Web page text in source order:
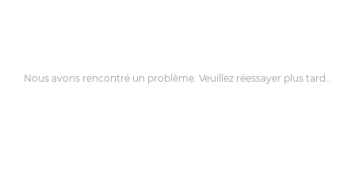
Nous avons rencontré un problème. Veuillez réessayer plus tard…